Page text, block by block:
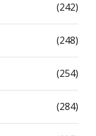
(242)
(248)
(254)
(284)